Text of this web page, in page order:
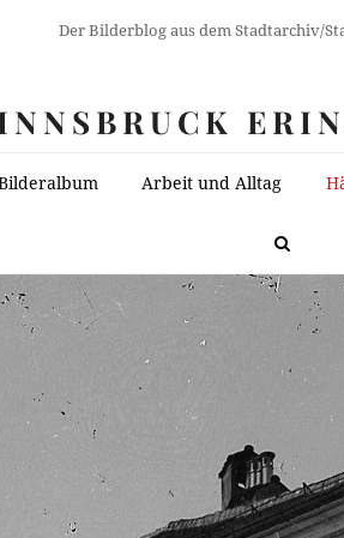
Der Bilderblog aus dem Stadtarchiv/
Arbeit und Alltag